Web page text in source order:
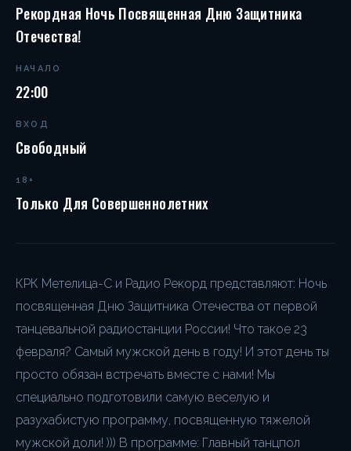
Рекордная Ночь Посвященная Дню Защитника
Отечества!
НАЧАЛО
22:00
ВХОД
Свободный
18+
Только Для Совершеннолетних
КРК Метелица-С и Радио Рекорд представляют: Ночь
посвященная Дню Защитника Отечества от первой
танцевальной радиостанции России! Что такое 23
февраля? Самый мужской день в году! И этот день ты
просто обязан встречать вместе с нами! Мы
специально подготовили самую веселую и
разухабистую программу, посвященную тяжелой
мужской доли! ))) В программе: Главный танцпол